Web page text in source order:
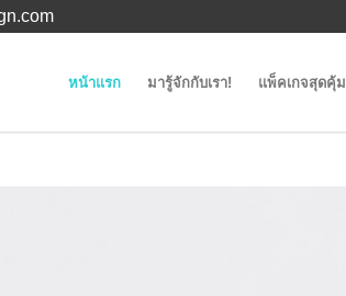
หน้าแรก มารู้จักกับเรา! แพ็คเกจสุดคุ้ม